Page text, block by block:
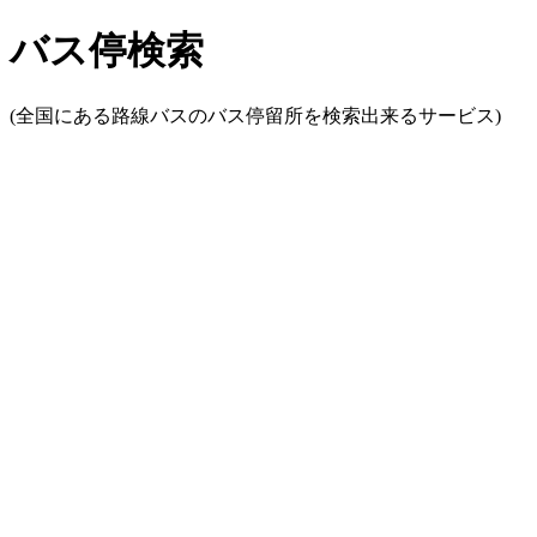
バス停検索
(全国にある路線バスのバス停留所を検索出来るサービス)